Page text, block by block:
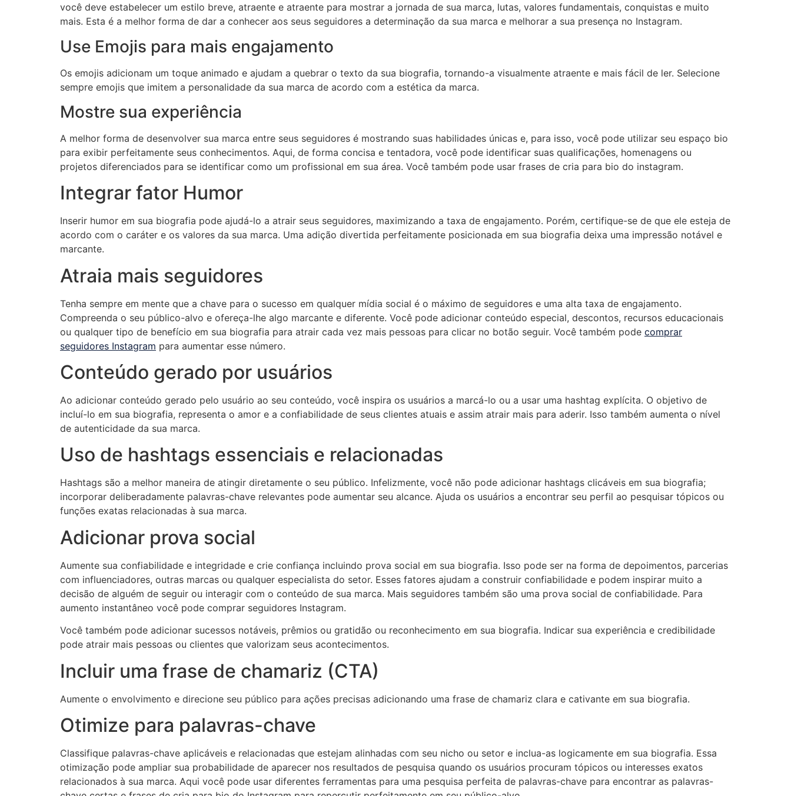
você deve estabelecer um estilo breve, atraente e atraente para mostrar a jornada de sua marca, lutas, valores fundamentais, conquistas e muito
mais. Esta é a melhor forma de dar a conhecer aos seus seguidores a determinação da sua marca e melhorar a sua presença no Instagram.
Use Emojis para mais engajamento
Os emojis adicionam um toque animado e ajudam a quebrar o texto da sua biografia, tornando-a visualmente atraente e mais fácil de ler. Selecione
sempre emojis que imitem a personalidade da sua marca de acordo com a estética da marca.
Mostre sua experiência
A melhor forma de desenvolver sua marca entre seus seguidores é mostrando suas habilidades únicas e, para isso, você pode utilizar seu espaço bio
para exibir perfeitamente seus conhecimentos. Aqui, de forma concisa e tentadora, você pode identificar suas qualificações, homenagens ou
projetos diferenciados para se identificar como um profissional em sua área. Você também pode usar frases de cria para bio do instagram.
Integrar fator Humor
Inserir humor em sua biografia pode ajudá-lo a atrair seus seguidores, maximizando a taxa de engajamento. Porém, certifique-se de que ele esteja de
acordo com o caráter e os valores da sua marca. Uma adição divertida perfeitamente posicionada em sua biografia deixa uma impressão notável e
marcante.
Atraia mais seguidores
Tenha sempre em mente que a chave para o sucesso em qualquer mídia social é o máximo de seguidores e uma alta taxa de engajamento.
Compreenda o seu público-alvo e ofereça-lhe algo marcante e diferente. Você pode adicionar conteúdo especial, descontos, recursos educacionais
ou qualquer tipo de benefício em sua biografia para atrair cada vez mais pessoas para clicar no botão seguir. Você também pode comprar
seguidores Instagram para aumentar esse número.
Conteúdo gerado por usuários
Ao adicionar conteúdo gerado pelo usuário ao seu conteúdo, você inspira os usuários a marcá-lo ou a usar uma hashtag explícita. O objetivo de
incluí-lo em sua biografia, representa o amor e a confiabilidade de seus clientes atuais e assim atrair mais para aderir. Isso também aumenta o nível
de autenticidade da sua marca.
Uso de hashtags essenciais e relacionadas
Hashtags são a melhor maneira de atingir diretamente o seu público. Infelizmente, você não pode adicionar hashtags clicáveis em sua biografia;
incorporar deliberadamente palavras-chave relevantes pode aumentar seu alcance. Ajuda os usuários a encontrar seu perfil ao pesquisar tópicos ou
funções exatas relacionadas à sua marca.
Adicionar prova social
Aumente sua confiabilidade e integridade e crie confiança incluindo prova social em sua biografia. Isso pode ser na forma de depoimentos, parcerias
com influenciadores, outras marcas ou qualquer especialista do setor. Esses fatores ajudam a construir confiabilidade e podem inspirar muito a
decisão de alguém de seguir ou interagir com o conteúdo de sua marca. Mais seguidores também são uma prova social de confiabilidade. Para
aumento instantâneo você pode comprar seguidores Instagram.
Você também pode adicionar sucessos notáveis, prêmios ou gratidão ou reconhecimento em sua biografia. Indicar sua experiência e credibilidade
pode atrair mais pessoas ou clientes que valorizam seus acontecimentos.
Incluir uma frase de chamariz (CTA)
Aumente o envolvimento e direcione seu público para ações precisas adicionando uma frase de chamariz clara e cativante em sua biografia.
Otimize para palavras-chave
Classifique palavras-chave aplicáveis e relacionadas que estejam alinhadas com seu nicho ou setor e inclua-as logicamente em sua biografia. Essa
otimização pode ampliar sua probabilidade de aparecer nos resultados de pesquisa quando os usuários procuram tópicos ou interesses exatos
relacionados à sua marca. Aqui você pode usar diferentes ferramentas para uma pesquisa perfeita de palavras-chave para encontrar as palavras-